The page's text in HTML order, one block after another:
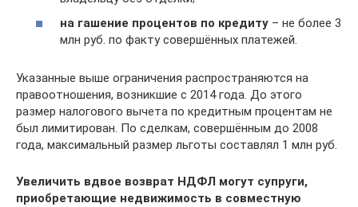
на гашение процентов по кредиту – не более 3
млн руб. по факту совершённых платежей.
Указанные выше ограничения распространяются на
правоотношения, возникшие с 2014 года. До этого
размер налогового вычета по кредитным процентам не
был лимитирован. По сделкам, совершённым до 2008
года, максимальный размер льготы составлял 1 млн руб.
Увеличить вдвое возврат НДФЛ могут супруги,
приобретающие недвижимость в совместную